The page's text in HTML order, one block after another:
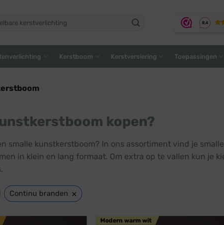
Kerstboom Kerstversiering Toepassingen
kopen?
smalle kunstkerstboom? In ons assortiment vind je
in klein en lang formaat. Om extra op te vallen kun je
Continu branden ×
Modern warm wit